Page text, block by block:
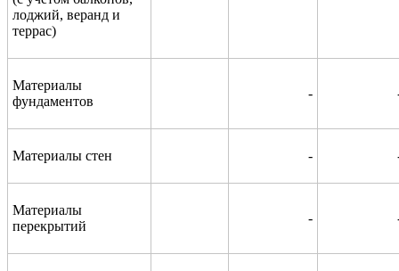
лоджий, веранд и
террас)
Материалы
фундаментов
-
Материалы стен -
Материалы
перекрытий
-